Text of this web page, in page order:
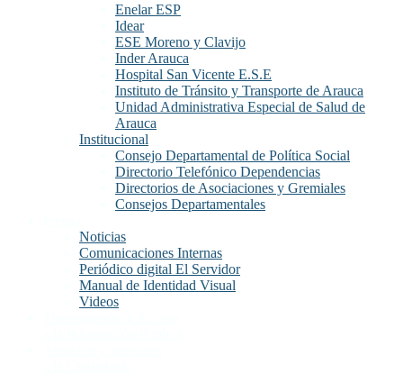
Enelar ESP
Idear
ESE Moreno y Clavijo
Inder Arauca
Hospital San Vicente E.S.E
Instituto de Tránsito y Transporte de Arauca
Unidad Administrativa Especial de Salud de
Arauca
Institucional
Consejo Departamental de Política Social
Directorio Telefónico Dependencias
Directorios de Asociaciones y Gremiales
Consejos Departamentales
Noticias
Comunicaciones Internas
Periódico digital El Servidor
Manual de Identidad Visual
Videos